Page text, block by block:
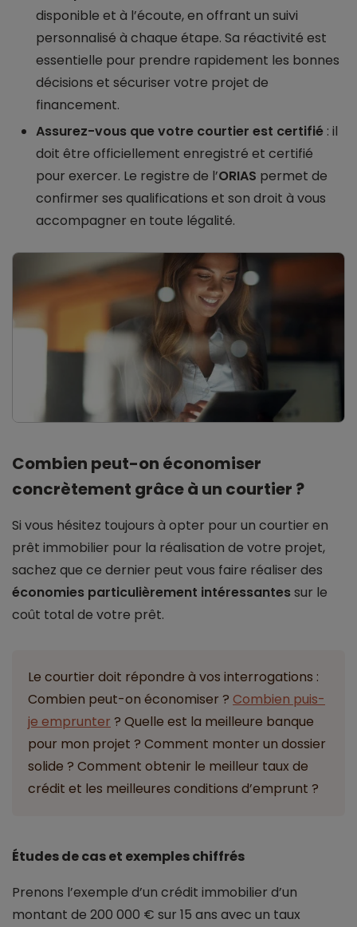
disponible et à l’écoute, en offrant un suivi
personnalisé à chaque étape. Sa réactivité est
essentielle pour prendre rapidement les bonnes
décisions et sécuriser votre projet de
financement.
Assurez-vous que votre courtier est certifié : il
doit être officiellement enregistré et certifié
pour exercer. Le registre de l’ORIAS permet de
confirmer ses qualifications et son droit à vous
accompagner en toute légalité.
Combien peut-on économiser
concrètement grâce à un courtier ?
Si vous hésitez toujours à opter pour un courtier en
prêt immobilier pour la réalisation de votre projet,
sachez que ce dernier peut vous faire réaliser des
économies particulièrement intéressantessur le
coût total de votre prêt.
Le courtier doit répondre à vos interrogations :
Combien peut-on économiser ? Combien puis-
je emprunter ? Quelle est la meilleure banque
pour mon projet ? Comment monter un dossier
solide ? Comment obtenir le meilleur taux de
crédit et les meilleures conditions d’emprunt ?
Études de cas et exemples chiffrés
Prenons l’exemple d’un crédit immobilier d’un
montant de 200 000 € sur 15 ans avec un taux